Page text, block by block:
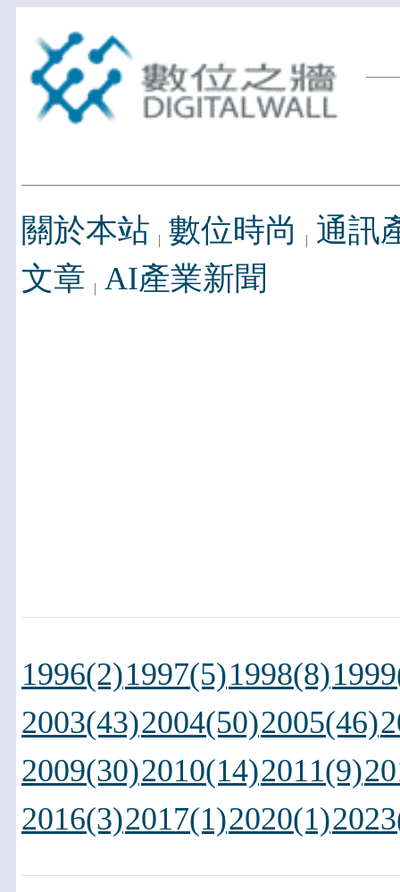
關於本站 數位時尚
通訊
文章 AI產業新聞
1996(2)1997(5)1998(8)
2003(43)2004(50)2005(46)
2009(30)2010(14)2011(9)
2016(3)2017(1)2020(1)